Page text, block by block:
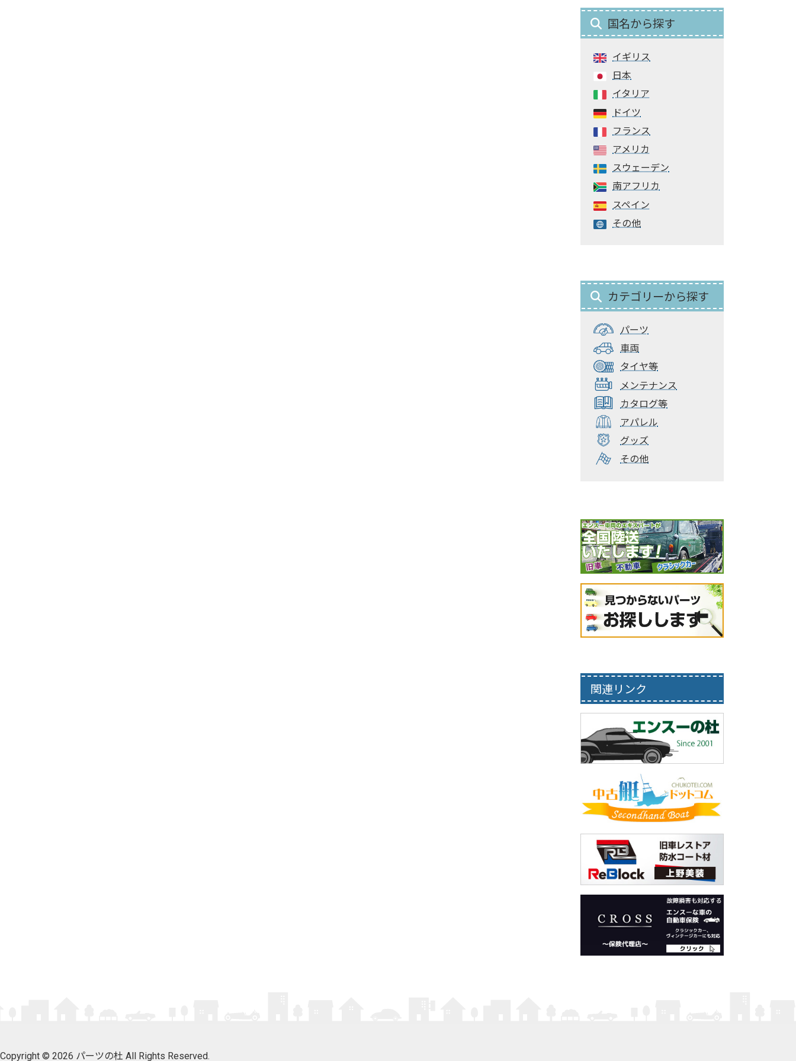
国名から探す
イギリス
日本
イタリア
ドイツ
フランス
アメリカ
スウェーデン
南アフリカ
スペイン
その他
カテゴリーから探す
パーツ
車両
タイヤ等
メンテナンス
カタログ等
アパレル
グッズ
その他
関連リンク
Copyright © 2026 パーツの杜 All Rights Reserved.